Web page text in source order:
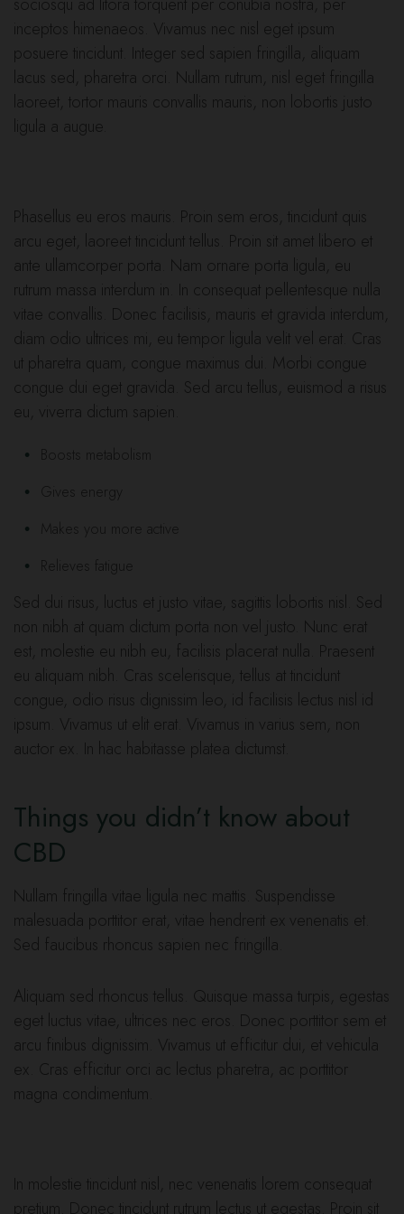
inceptos himenaeos. Vivamus nec nisl eget ipsum
posuere tincidunt. Integer sed sapien fringilla, aliquam
lacus sed, pharetra orci. Nullam rutrum, nisl eget fringilla
laoreet, tortor mauris convallis mauris, non lobortis justo
ligula a augue.
Phasellus eu eros mauris. Proin sem eros, tincidunt quis
arcu eget, laoreet tincidunt tellus. Proin sit amet libero et
ante ullamcorper porta. Nam ornare porta ligula, eu
rutrum massa interdum in. In consequat pellentesque nulla
vitae convallis. Donec facilisis, mauris et gravida interdum,
diam odio ultrices mi, eu tempor ligula velit vel erat. Cras
ut pharetra quam, congue maximus dui. Morbi congue
congue dui eget gravida. Sed arcu tellus, euismod a risus
eu, viverra dictum sapien.
Boosts metabolism
Gives energy
Makes you more active
Relieves fatigue
Sed dui risus, luctus et justo vitae, sagittis lobortis nisl. Sed
non nibh at quam dictum porta non vel justo. Nunc erat
est, molestie eu nibh eu, facilisis placerat nulla. Praesent
eu aliquam nibh. Cras scelerisque, tellus at tincidunt
congue, odio risus dignissim leo, id facilisis lectus nisl id
ipsum. Vivamus ut elit erat. Vivamus in varius sem, non
auctor ex. In hac habitasse platea dictumst.
Things you didn’t know about
CBD
Nullam fringilla vitae ligula nec mattis. Suspendisse
malesuada porttitor erat, vitae hendrerit ex venenatis et.
Sed faucibus rhoncus sapien nec fringilla.
Aliquam sed rhoncus tellus. Quisque massa turpis, egestas
eget luctus vitae, ultrices nec eros. Donec porttitor sem et
arcu finibus dignissim. Vivamus ut efficitur dui, et vehicula
ex. Cras efficitur orci ac lectus pharetra, ac porttitor
magna condimentum.
In molestie tincidunt nisl, nec venenatis lorem consequat
pretium. Donec tincidunt rutrum lectus ut egestas. Proin sit